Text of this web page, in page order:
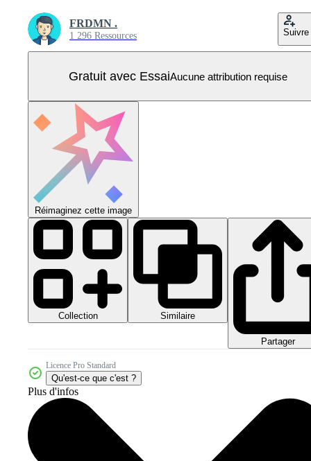
FRDMN .
1 296 Ressources Suivre
Gratuit avec EssaiAucune attribution requise
Réimaginez cette image
Collection Similaire
Partager
Licence Pro Standard
Qu'est-ce que c'est ?
Plus d'infos